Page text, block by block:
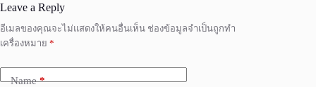
Leave a Reply
อีเมลของคุณจะไม่แสดงให้คนอื่นเห็น ช่องข้อมูลจำเป็นถูกทำ
เครื่องหมาย *
Name*